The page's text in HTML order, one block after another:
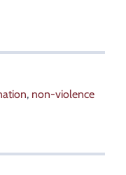
, non-violence